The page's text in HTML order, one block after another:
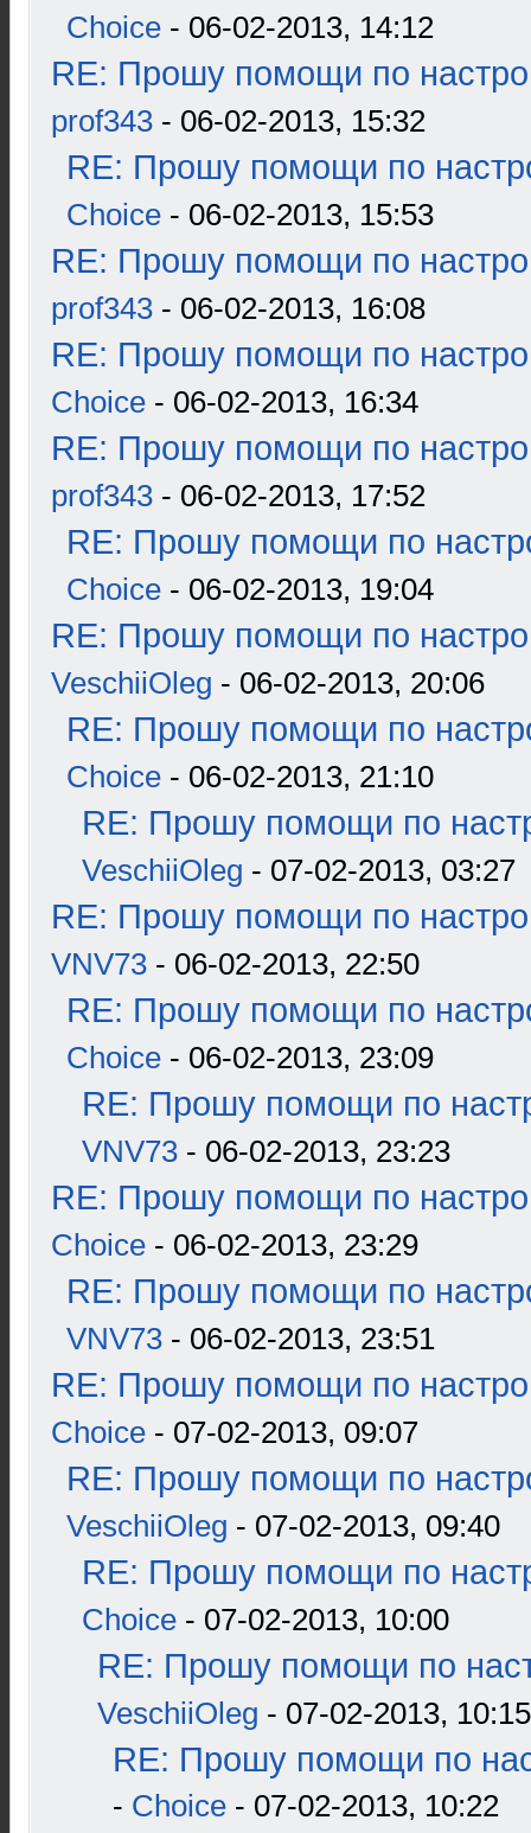
Choice - 06-02-2013, 14:12
RE: Прошу помощи по
prof343 - 06-02-2013, 15:32
RE: Прошу помощи по
Choice - 06-02-2013, 15:53
RE: Прошу помощи по
prof343 - 06-02-2013, 16:08
RE: Прошу помощи по
Choice - 06-02-2013, 16:34
RE: Прошу помощи по
prof343 - 06-02-2013, 17:52
RE: Прошу помощи по
Choice - 06-02-2013, 19:04
RE: Прошу помощи по
VeschiiOleg - 06-02-2013, 20:06
RE: Прошу помощи по
Choice - 06-02-2013, 21:10
RE: Прошу помощи по
VeschiiOleg - 07-02-2013, 03:27
RE: Прошу помощи по
VNV73 - 06-02-2013, 22:50
RE: Прошу помощи по
Choice - 06-02-2013, 23:09
RE: Прошу помощи по
VNV73 - 06-02-2013, 23:23
RE: Прошу помощи по
Choice - 06-02-2013, 23:29
RE: Прошу помощи по
VNV73 - 06-02-2013, 23:51
RE: Прошу помощи по
Choice - 07-02-2013, 09:07
RE: Прошу помощи по
VeschiiOleg - 07-02-2013, 09:40
RE: Прошу помощи по
Choice - 07-02-2013, 10:00
RE: Прошу помощи по
VeschiiOleg - 07-02-2013, 10:15
RE: Прошу помощи по
- Choice - 07-02-2013, 10:22